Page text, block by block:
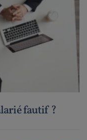
fautif ?